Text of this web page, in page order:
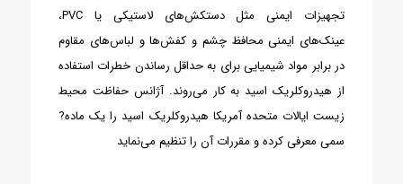
تجهیزات ایمنی مثل دستکش‌های لاستیکی یا PVC،
عینک‌های ایمنی محافظ چشم و کفش‌ها و لباس‌های مقاوم
در برابر مواد شیمیایی برای به حداقل رساندن خطرات استفاده
از هیدروکلریک اسید به کار می‌روند. آژانس حفاظت محیط
زیست ایالات متحده آمریکا هیدروکلریک اسید را یک ماده?
سمی معرفی کرده و مقررات آن را تنظیم می‌نماید